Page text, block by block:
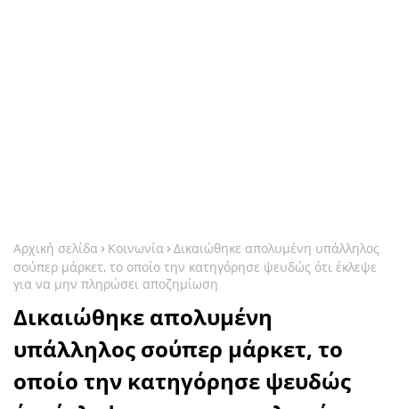
Αρχική σελίδα Κοινωνία Δικαιώθηκε απολυμένη υπάλληλος
σούπερ μάρκετ, το οποίο την κατηγόρησε ψευδώς ότι έκλεψε
για να μην πληρώσει αποζημίωση
Δικαιώθηκε απολυμένη
υπάλληλος σούπερ μάρκετ, το
οποίο την κατηγόρησε ψευδώς